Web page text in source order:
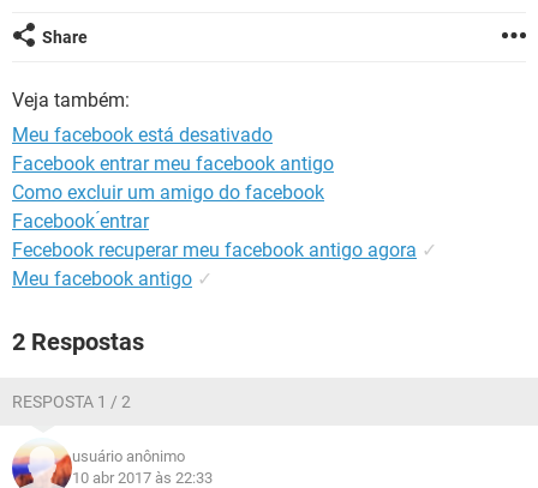
Share
Veja também:
Meu facebook está desativado
Facebook entrar meu facebook antigo
Como excluir um amigo do facebook
Facebook ́entrar
Fecebook recuperar meu facebook antigo agora ✓
Meu facebook antigo ✓
2 Respostas
RESPOSTA 1 / 2
usuário anônimo
10 abr 2017 às 22:33